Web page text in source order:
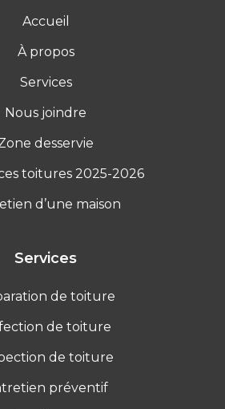
Accueil
À propos
Services
Nous joindre
desservie
toitures 2025-2026
d’une maison
Services
de toiture
de toiture
de toiture
préventif